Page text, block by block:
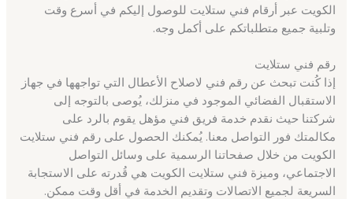
الكويت عبر أرقام فني ستلايت للوصول إليكم في أسرع وقت
وتلبية جميع متطلباتكم على أكمل وجه.
رقم فني ستلايت
إذا كُنت تبحث عن رقم فني لاصلاح الأعطال التي تواجهها في جهاز
الاستقبال الفضائي الموجود في منزلك، يُوصى بالتوجه إلى
شركتنا حيث نقدم خدمة فريق فني مؤهل يقوم بالرد على
مكالمتك فور التواصل معنا. يُمكنك الحصول على رقم فني ستلايت
الكويت من خلال صفحاتنا الرسمية على وسائل التواصل
الاجتماعي، وميزة فني ستلايت الكويت هي قُدرته على الاستجابة
السريعة لجميع الاتصالات وتقديم الخدمة في أقل وقت ممكن.